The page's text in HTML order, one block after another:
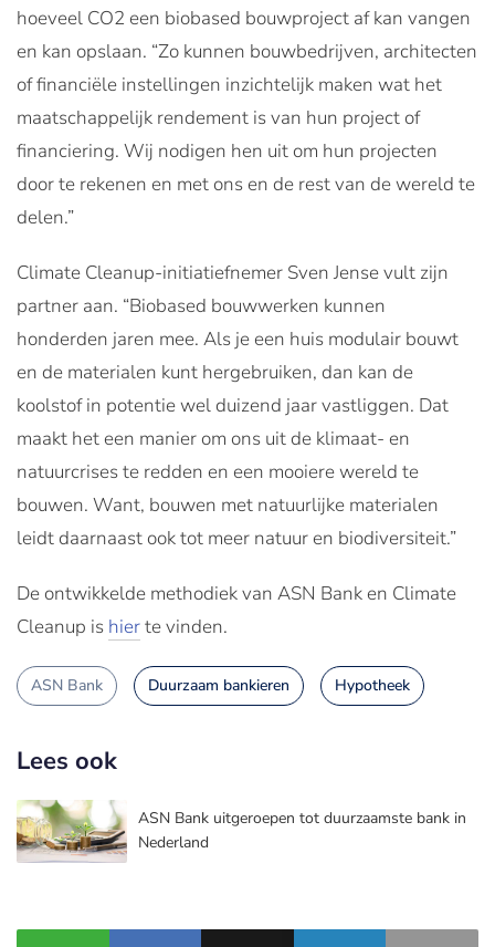
hoeveel CO2 een biobased bouwproject af kan vangen
en kan opslaan. “Zo kunnen bouwbedrijven, architecten
of financiële instellingen inzichtelijk maken wat het
maatschappelijk rendement is van hun project of
financiering. Wij nodigen hen uit om hun projecten
door te rekenen en met ons en de rest van de wereld te
delen.”
Climate Cleanup-initiatiefnemer Sven Jense vult zijn
partner aan. “Biobased bouwwerken kunnen
honderden jaren mee. Als je een huis modulair bouwt
en de materialen kunt hergebruiken, dan kan de
koolstof in potentie wel duizend jaar vastliggen. Dat
maakt het een manier om ons uit de klimaat- en
natuurcrises te redden en een mooiere wereld te
bouwen. Want, bouwen met natuurlijke materialen
leidt daarnaast ook tot meer natuur en biodiversiteit.”
De ontwikkelde methodiek van ASN Bank en Climate
Cleanup is hierte vinden.
ASN Bank Duurzaam bankieren Hypotheek
Lees ook
ASN Bank uitgeroepen tot duurzaamste bank in
Nederland